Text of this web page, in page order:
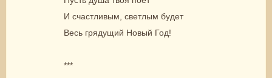
И счастливым, светлым будет
Весь грядущий Новый Год!
***